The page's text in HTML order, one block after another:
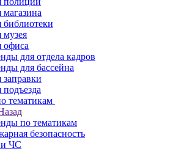
магазина
библиотеки
музея
офиса
для отдела кадров
для бассейна
заправки
подъезда
тематикам
по тематикам
безопасность
ЧС